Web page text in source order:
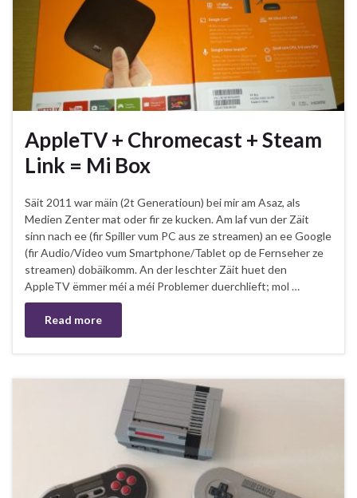
AppleTV + Chromecast + Steam
Link = Mi Box
Säit 2011 war mäin (2t Generatioun) bei mir am Asaz, als
Medien Zenter mat oder fir ze kucken. Am laf vun der Zäit
sinn nach ee (fir Spiller vum PC aus ze streamen) an ee Google
(fir Audio/Video vum Smartphone/Tablet op de Fernseher ze
streamen) dobäikomm. An der leschter Zäit huet den
AppleTV ëmmer méi a méi Problemer duerchlieft; mol …
Read more